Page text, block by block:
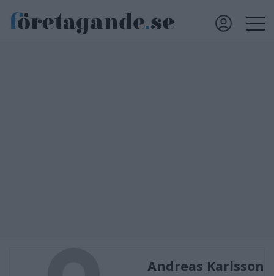
Andreas Karlsson